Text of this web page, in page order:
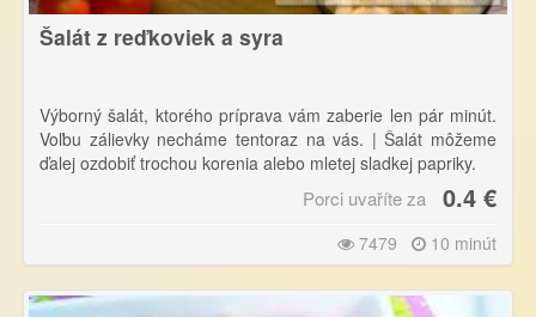
Šalát z reďkoviek a syra
Výborný šalát, ktorého príprava vám zaberie len pár minút.
Voľbu zálievky necháme tentoraz na vás. | Šalát môžeme
ďalej ozdobiť trochou korenia alebo mletej sladkej papriky.
Porci uvaříte za 0.4 €
7479 10 minút